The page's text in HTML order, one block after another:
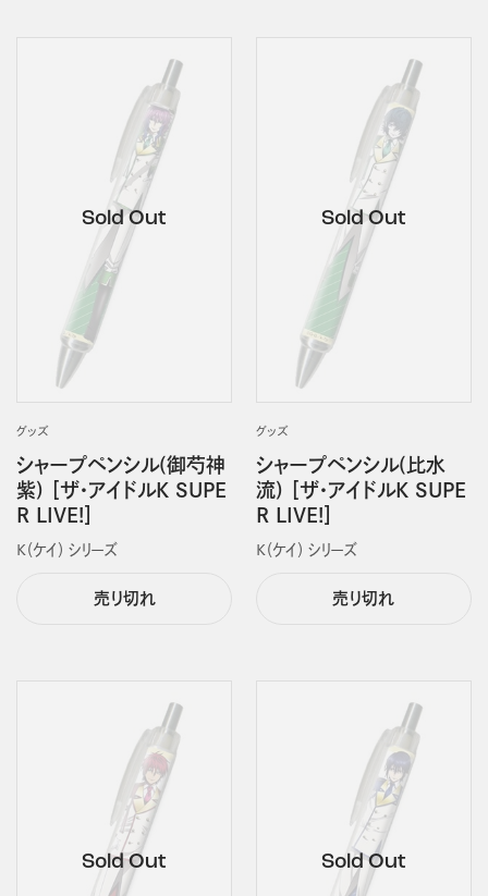
グッズ
シャープペンシル(御芍神
紫) ［ザ・アイドルK SUPE
R LIVE!］
Ｋ（ケイ） シリーズ
売り切れ
グッズ
シャープペンシル(比水
流) ［ザ・アイドルK SUPE
R LIVE!］
Ｋ（ケイ） シリーズ
売り切れ